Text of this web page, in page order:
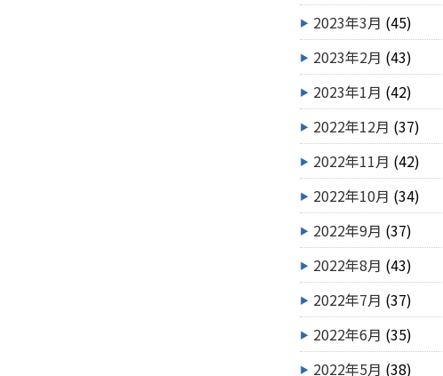
2023年3月 (45)
2023年2月 (43)
2023年1月 (42)
2022年12月 (37)
2022年11月 (42)
2022年10月 (34)
2022年9月 (37)
2022年8月 (43)
2022年7月 (37)
2022年6月 (35)
2022年5月 (38)